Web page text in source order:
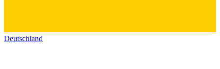
Deutschland